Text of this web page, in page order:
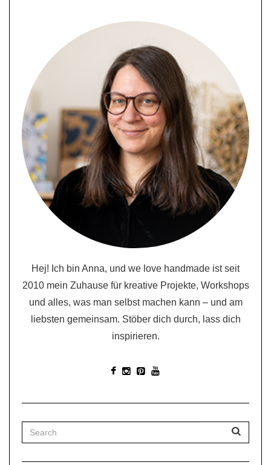
Hej! Ich bin Anna, und we love handmade ist seit
2010 mein Zuhause für kreative Projekte, Workshops
und alles, was man selbst machen kann – und am
liebsten gemeinsam. Stöber dich durch, lass dich
inspirieren.